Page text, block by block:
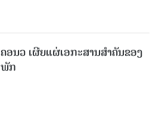
ຄອນວ ເຜີຍແຜ່ເອກະສານສໍາຄັນຂອງ
ພັກ